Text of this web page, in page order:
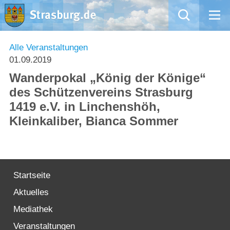
Mängelmeldung
Rathaus
Natur – Kultur – Tourismus
Willkommen in Strasburg (Uckermark)
Alle Veranstaltungen
01.09.2019
Wanderpokal „König der Könige“
des Schützenvereins Strasburg
1419 e.V. in Linchenshöh,
Kleinkaliber, Bianca Sommer
Startseite
Aktuelles
Mediathek
Veranstaltungen